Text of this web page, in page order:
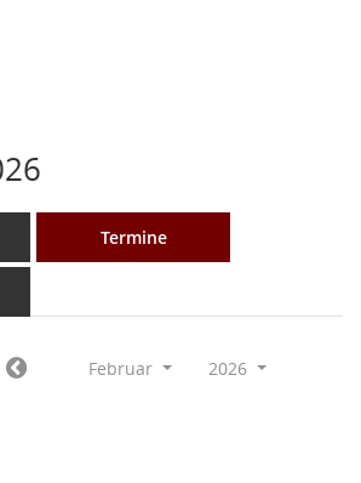
Termine
Februar
2026